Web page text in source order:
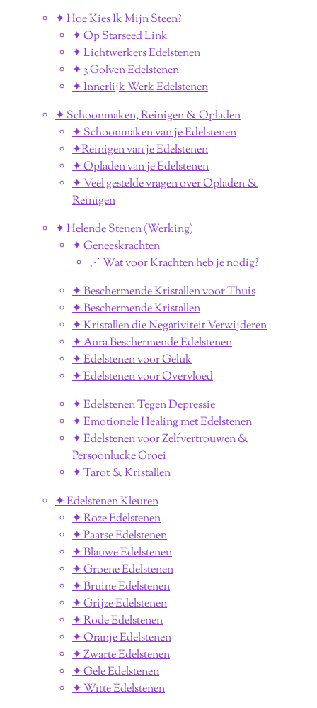
✦ Hoe Kies Ik Mijn Steen?
✦ Op Starseed Link
✦ Lichtwerkers Edelstenen
✦ 3 Golven Edelstenen
✦ Innerlijk Werk Edelstenen
✦ Schoonmaken, Reinigen & Opladen
✦ Schoonmaken van je Edelstenen
✦Reinigen van je Edelstenen
✦ Opladen van je Edelstenen
✦ Veel gestelde vragen over Opladen &
Reinigen
✦ Helende Stenen (Werking)
✦ Geneeskrachten
⋰ Wat voor Krachten heb je nodig?
✦ Beschermende Kristallen voor Thuis
✦ Beschermende Kristallen
✦ Kristallen die Negativiteit Verwijderen
✦ Aura Beschermende Edelstenen
✦ Edelstenen voor Geluk
✦ Edelstenen voor Overvloed
✦ Edelstenen Tegen Depressie
✦ Emotionele Healing met Edelstenen
✦ Edelstenen voor Zelfvertrouwen &
Persoonlucke Groei
✦ Tarot & Kristallen
✦ Edelstenen Kleuren
✦ Roze Edelstenen
✦ Paarse Edelstenen
✦ Blauwe Edelstenen
✦ Groene Edelstenen
✦ Bruine Edelstenen
✦ Grijze Edelstenen
✦ Rode Edelstenen
✦ Oranje Edelstenen
✦ Zwarte Edelstenen
✦ Gele Edelstenen
✦ Witte Edelstenen